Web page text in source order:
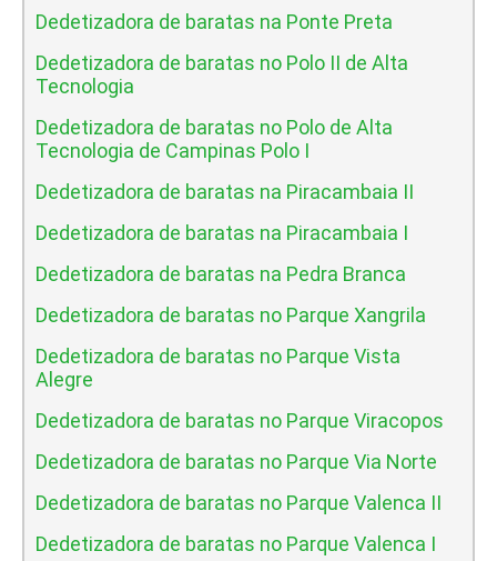
Dedetizadora de baratas na Ponte Preta
Dedetizadora de baratas no Polo II de Alta
Tecnologia
Dedetizadora de baratas no Polo de Alta
Tecnologia de Campinas Polo I
Dedetizadora de baratas na Piracambaia II
Dedetizadora de baratas na Piracambaia I
Dedetizadora de baratas na Pedra Branca
Dedetizadora de baratas no Parque Xangrila
Dedetizadora de baratas no Parque Vista
Alegre
Dedetizadora de baratas no Parque Viracopos
Dedetizadora de baratas no Parque Via Norte
Dedetizadora de baratas no Parque Valenca II
Dedetizadora de baratas no Parque Valenca I